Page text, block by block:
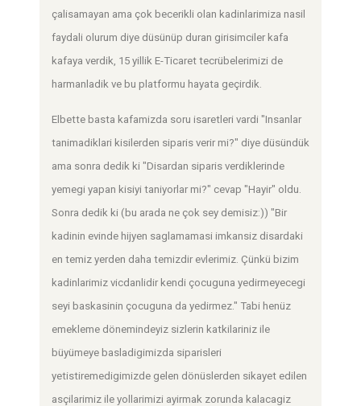
çalisamayan ama çok becerikli olan kadinlarimiza nasil
faydali olurum diye düsünüp duran girisimciler kafa
kafaya verdik, 15 yillik E-Ticaret tecrübelerimizi de
harmanladik ve bu platformu hayata geçirdik.
Elbette basta kafamizda soru isaretleri vardi "Insanlar
tanimadiklari kisilerden siparis verir mi?" diye düsündük
ama sonra dedik ki "Disardan siparis verdiklerinde
yemegi yapan kisiyi taniyorlar mi?" cevap "Hayir" oldu.
Sonra dedik ki (bu arada ne çok sey demisiz:)) "Bir
kadinin evinde hijyen saglamamasi imkansiz disardaki
en temiz yerden daha temizdir evlerimiz. Çünkü bizim
kadinlarimiz vicdanlidir kendi çocuguna yedirmeyecegi
seyi baskasinin çocuguna da yedirmez." Tabi henüz
emekleme dönemindeyiz sizlerin katkilariniz ile
büyümeye basladigimizda siparisleri
yetistiremedigimizde gelen dönüslerden sikayet edilen
asçilarimiz ile yollarimizi ayirmak zorunda kalacagiz